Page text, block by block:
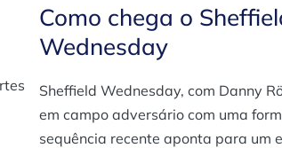
Como chega o
Wednesday
Sheffield Wednesday, com Danny
em campo adversário com uma
sequência recente aponta para um